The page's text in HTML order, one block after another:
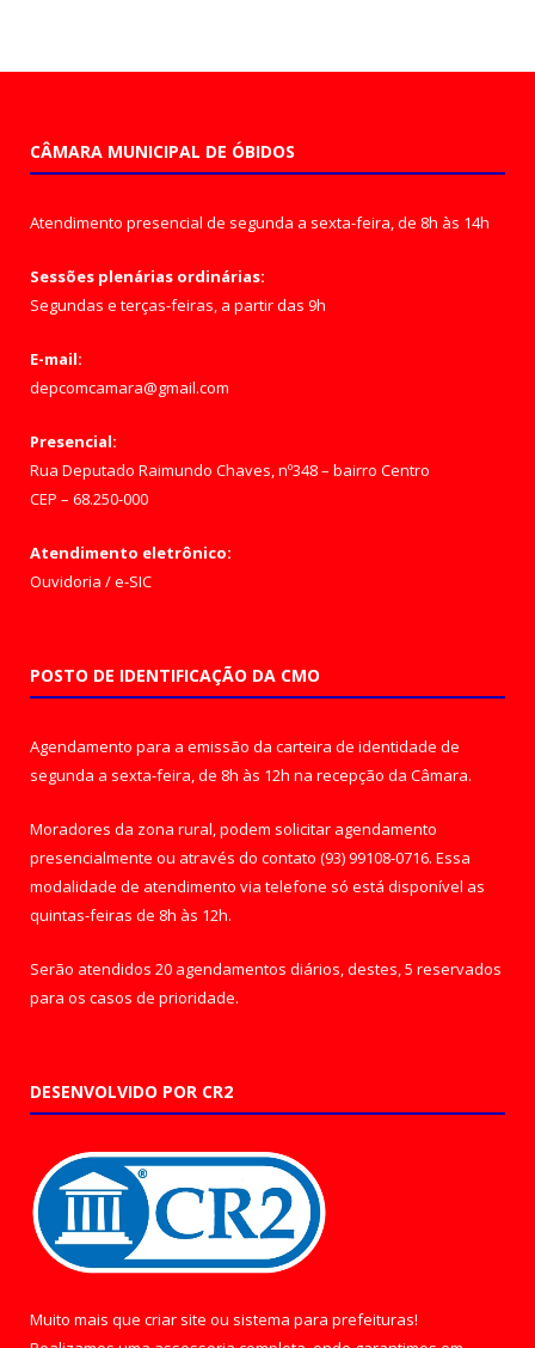
CÂMARA MUNICIPAL DE ÓBIDOS
Atendimento presencial de segunda a sexta-feira, de 8h às 14h
Sessões plenárias ordinárias:
Segundas e terças-feiras, a partir das 9h
E-mail:
depcomcamara@gmail.com
Presencial:
Rua Deputado Raimundo Chaves, nº348 – bairro Centro
CEP – 68.250-000
Atendimento eletrônico:
Ouvidoria /e-SIC
POSTO DE IDENTIFICAÇÃO DA CMO
Agendamento para a emissão da carteira de identidade de
segunda a sexta-feira, de 8h às 12h na recepção da Câmara.
Moradores da zona rural, podem solicitar agendamento
presencialmente ou através do contato (93) 99108-0716. Essa
modalidade de atendimento via telefone só está disponível as
quintas-feiras de 8h às 12h.
Serão atendidos 20 agendamentos diários, destes, 5 reservados
para os casos de prioridade.
DESENVOLVIDO POR CR2
Muito mais que criar site ou sistema para prefeituras!